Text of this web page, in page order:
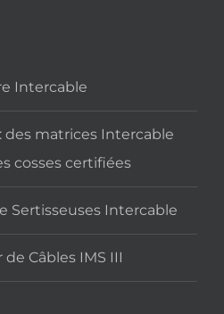
Intercable
des matrices Intercable
cosses certifiées
Sertisseuses Intercable
Câbles IMS III